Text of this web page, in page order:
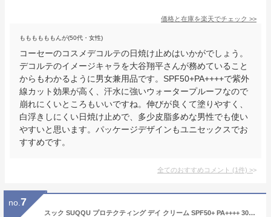
価格と在庫を楽天でチェック >>
ももももももんが(50代・女性)
コーセーのコスメデコルテの日焼け止めはいかがでしょう。
デコルテのイメージキャラを大谷翔平さんが務めていること
からもわかるように男女兼用品です。SPF50+PA++++で紫外
線カット効果が高く、汗水に強いウォータープルーフなので
崩れにくいところもいいですね。伸びが良くて塗りやすく、
白浮きしにくい日焼け止めで、多少皮脂多めな男性でも使い
やすいと思います。パッケージデザインもユニセックスでお
すすめです。
全てのおすすめコメント (1件) >
no. 7
スック SUQQU プロテクティング デイ クリーム SPF50+ PA++++ 30g 日焼け止め